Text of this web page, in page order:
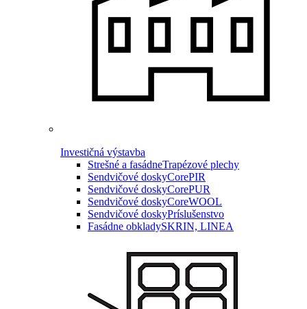
Investičná výstavba
Strešné a fasádneTrapézové plechy
Sendvičové doskyCorePIR
Sendvičové doskyCorePUR
Sendvičové doskyCoreWOOL
Sendvičové doskyPríslušenstvo
Fasádne obkladySKRIN, LINEA